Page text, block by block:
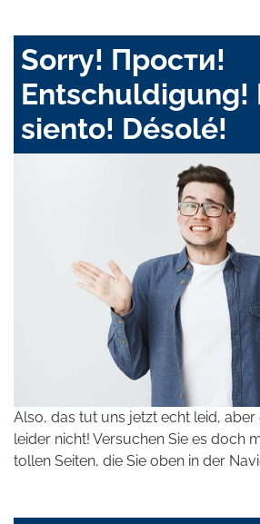
Sorry! Прости!
Entschuldigung!
siento! Désolé!
Also, das tut uns jetzt echt leid, aber
leider nicht! Versuchen Sie es doch
tollen Seiten, die Sie oben in der